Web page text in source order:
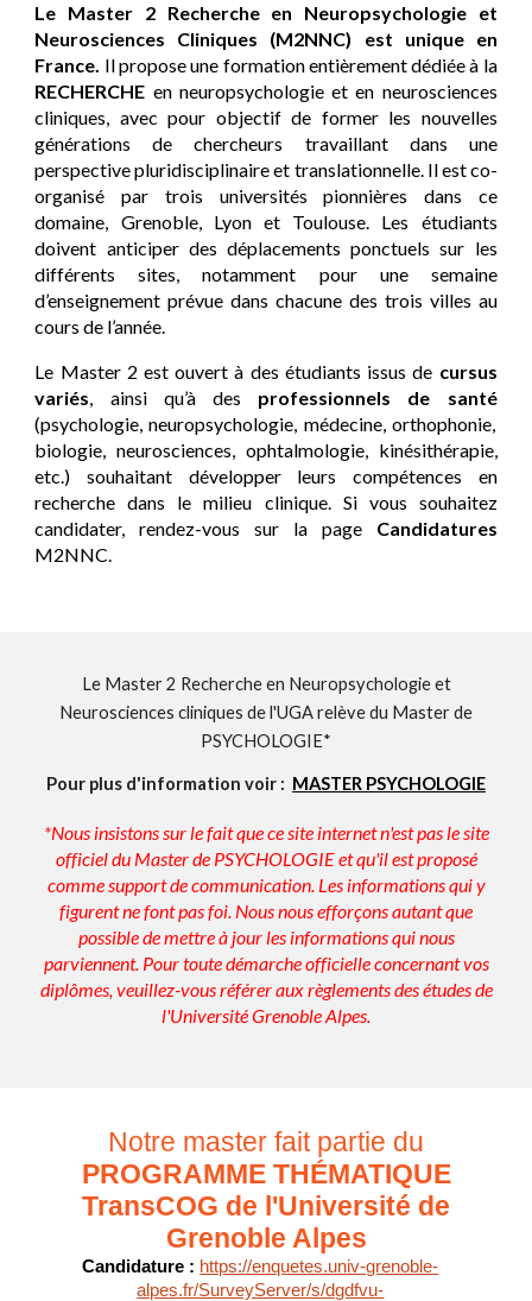
Le Master 2 Recherche en Neuropsychologie et
Neurosciences Cliniques (M2NNC) est unique en
France. Il propose une formation entièrement dédiée à la
RECHERCHE en neuropsychologie et en neurosciences
cliniques, avec pour objectif de former les nouvelles
générations de chercheurs travaillant dans une
perspective pluridisciplinaire et translationnelle. Il est co-
organisé par trois universités pionnières dans ce
domaine, Grenoble, Lyon et Toulouse. Les étudiants
doivent anticiper des déplacements ponctuels sur les
différents sites, notamment pour une semaine
d’enseignement prévue dans chacune des trois villes au
cours de l’année.
Le Master 2 est ouvert à des étudiants issus de cursus
variés, ainsi qu’à des professionnels de santé
(psychologie, neuropsychologie, médecine, orthophonie,
biologie, neurosciences, ophtalmologie, kinésithérapie,
etc.) souhaitant développer leurs compétences en
recherche dans le milieu clinique. Si vous souhaitez
candidater, rendez-vous sur la page Candidatures
M2NNC.
Le Master 2 Recherche en Neuropsychologie et
Neurosciences cliniques de l'UGA relève du Master de
PSYCHOLOGIE*
Pour plus d'information voir : MASTER PSYCHOLOGIE
*Nous insistons sur le fait que ce site internet n'est pas le site
officiel du Master de PSYCHOLOGIE et qu'il est proposé
comme support de communication. Les informations qui y
figurent ne font pas foi. Nous nous efforçons autant que
possible de mettre à jour les informations qui nous
parviennent. Pour toute démarche officielle concernant vos
diplômes, veuillez-vous référer aux règlements des études de
l'Université Grenoble Alpes.
Notre master fait partie du
PROGRAMME THÉMATIQUE
TransCOG de l'Université de
Grenoble Alpes
Candidature : https://enquetes.univ-grenoble-
alpes.fr/SurveyServer/s/dgdfvu-